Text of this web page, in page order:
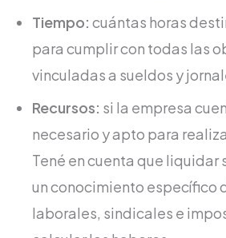
Tiempo: cuántas horas
para cumplir con todas las
vinculadas a sueldos y
Recursos: si la empresa
necesario y apto para
Tené en cuenta que liquidar
un conocimiento específico
laborales, sindicales e